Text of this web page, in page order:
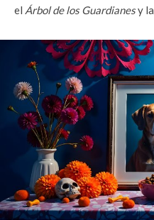
el Árbol de los Guardianesy la